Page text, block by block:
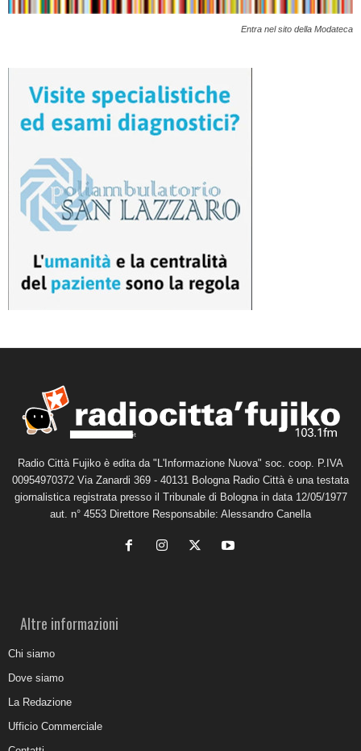
Entra nel sito della Modateca
Radio Città Fujiko è edita da "L'Informazione Nuova" soc. coop. P.IVA
00954970372 Via Zanardi 369 - 40131 Bologna Radio Città è una testata
giornalistica registrata presso il Tribunale di Bologna in data 12/05/1977
aut. n° 4553 Direttore Responsabile: Alessandro Canella
Altre informazioni
Chi siamo
Dove siamo
La Redazione
Ufficio Commerciale